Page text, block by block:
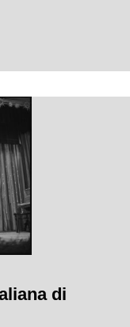
di